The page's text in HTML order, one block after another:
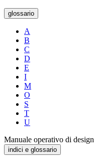
glossario
A
B
C
D
E
I
M
O
S
T
U
Manuale operativo di design
indici e glossario